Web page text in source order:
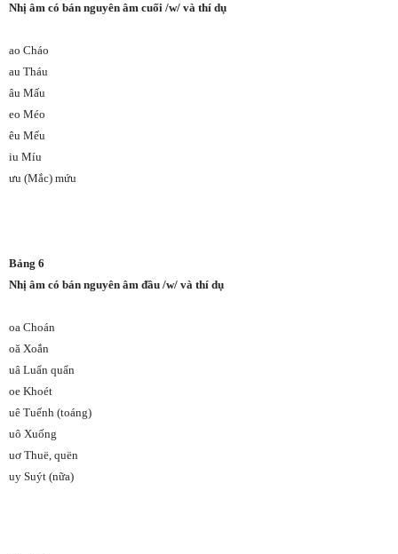
Nhị âm có bán nguyên âm cuối /w/ và thí dụ
ao Cháo
au Tháu
âu Mấu
eo Méo
êu Mếu
iu Míu
ưu (Mắc) mứu
Bảng 6
Nhị âm có bán nguyên âm đầu /w/ và thí dụ
oa Choán
oă Xoắn
uâ Luẩn quẩn
oe Khoét
uê Tuếnh (toáng)
uô Xuống
uơ Thuë, quën
uy Suýt (nữa)